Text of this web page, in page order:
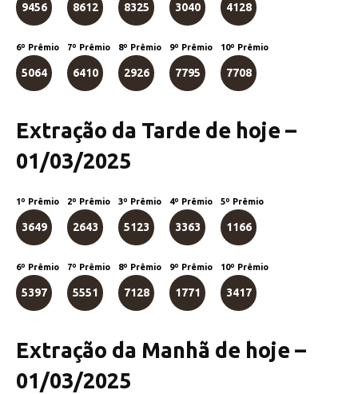
9456 8612 8325 3040 4128
6º Prêmio
5064
7º Prêmio
6410
8º Prêmio
2926
9º Prêmio
7795
10º Prêmio
7708
Extração da Tarde de hoje –
01/03/2025
1º Prêmio
3649
2º Prêmio
2643
3º Prêmio
5123
4º Prêmio
3363
5º Prêmio
1166
6º Prêmio
5397
7º Prêmio
5551
8º Prêmio
7128
9º Prêmio
1771
10º Prêmio
3417
Extração da Manhã de hoje –
01/03/2025